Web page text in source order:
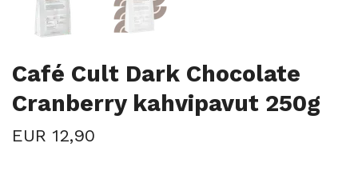
Café Cult Dark Chocolate
Cranberry kahvipavut 250g
EUR 12,90